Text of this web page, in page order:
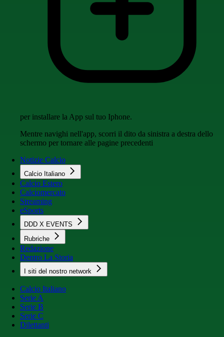
per installare la App sul tuo Iphone.
Mentre navighi nell'app, scorri il dito da sinistra a destra dello
schermo per tornare alle pagine precedenti
Notizie Calcio
Calcio Italiano
Calcio Estero
Calciomercato
Streaming
eSports
DDD X EVENTS
Rubriche
Redazione
Dentro La Storia
I siti del nostro network
Calcio Italiano
Serie A
Serie B
Serie C
Dilettanti